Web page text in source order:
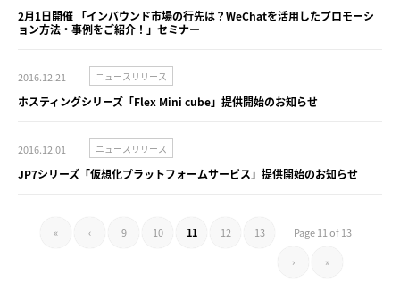
2月1日開催 「インバウンド市場の行先は？WeChatを活用したプロモーシ
ョン方法・事例をご紹介！」セミナー
2016.12.21 ニュースリリース
ホスティングシリーズ「Flex Mini cube」提供開始のお知らせ
2016.12.01 ニュースリリース
JP7シリーズ「仮想化プラットフォームサービス」提供開始のお知らせ
Page 11 of 13
« ‹ 9 10 11 12 13
› »